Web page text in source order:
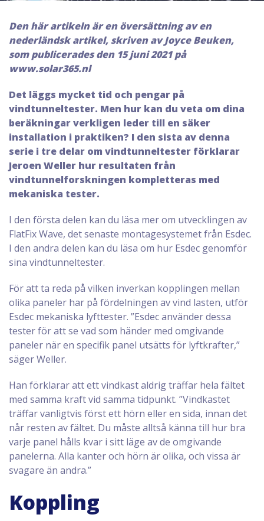
Den här artikeln är en översättning av en
nederländsk artikel, skriven av Joyce Beuken,
som publicerades den 15 juni 2021 på
www.solar365.nl
Det läggs mycket tid och pengar på
vindtunneltester. Men hur kan du veta om dina
beräkningar verkligen leder till en säker
installation i praktiken? I den sista av denna
serie i tre delar om vindtunneltester förklarar
Jeroen Weller hur resultaten från
vindtunnelforskningen kompletteras med
mekaniska tester.
I den första delen kan du läsa mer om utvecklingen av
FlatFix Wave, det senaste montagesystemet från Esdec.
I den andra delen kan du läsa om hur Esdec genomför
sina vindtunneltester.
För att ta reda på vilken inverkan kopplingen mellan
olika paneler har på fördelningen av vind lasten, utför
Esdec mekaniska lyfttester. ”Esdec använder dessa
tester för att se vad som händer med omgivande
paneler när en specifik panel utsätts för lyftkrafter,”
säger Weller.
Han förklarar att ett vindkast aldrig träffar hela fältet
med samma kraft vid samma tidpunkt. ”Vindkastet
träffar vanligtvis först ett hörn eller en sida, innan det
når resten av fältet. Du måste alltså känna till hur bra
varje panel hålls kvar i sitt läge av de omgivande
panelerna. Alla kanter och hörn är olika, och vissa är
svagare än andra.”
Koppling